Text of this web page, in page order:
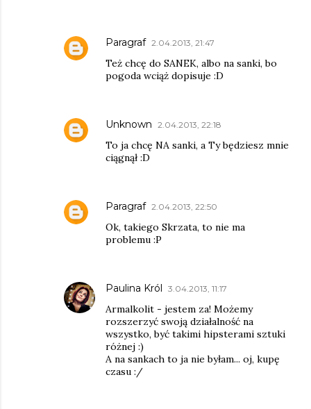
Paragraf 2.04.2013, 21:47
Też chcę do SANEK, albo na sanki, bo
pogoda wciąż dopisuje :D
Unknown 2.04.2013, 22:18
To ja chcę NA sanki, a Ty będziesz mnie
ciągnął :D
Paragraf 2.04.2013, 22:50
Ok, takiego Skrzata, to nie ma
problemu :P
Paulina Król 3.04.2013, 11:17
Armalkolit - jestem za! Możemy
rozszerzyć swoją działalność na
wszystko, być takimi hipsterami sztuki
różnej :)
A na sankach to ja nie byłam... oj, kupę
czasu :/